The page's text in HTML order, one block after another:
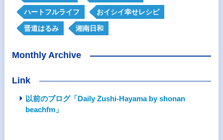
ハートフルライフ おイシイ幸せレシピ
晋道はるみ 湘南日和
Monthly Archive
Link
以前のブログ「Daily Zushi-Hayama by shonan
beachfm」